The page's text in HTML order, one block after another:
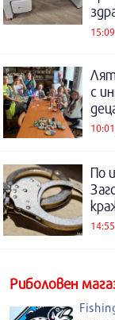
с
По
Риболовен